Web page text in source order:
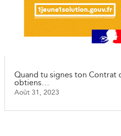
Quand tu signes ton Contrat
obtiens…
Août 31, 2023